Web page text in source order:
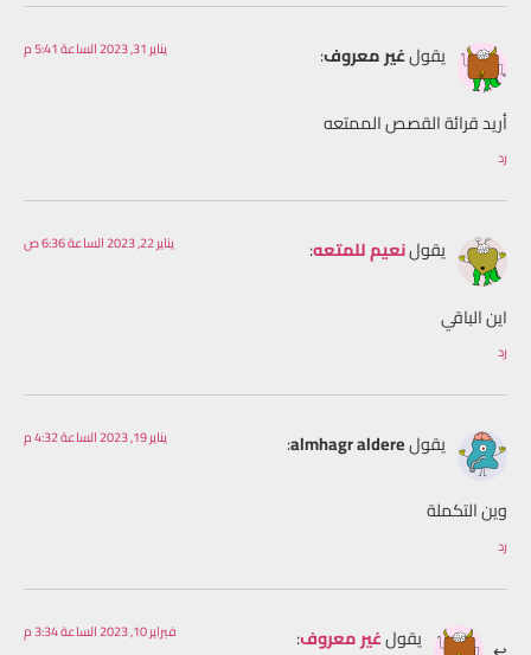
يقولغير معروف: يناير 31, 2023 الساعة 5:41 م
أريد قرائة القصص الممتعه
رد
يقولنعيم للمتعه: يناير 22, 2023 الساعة 6:36 ص
اين الباقي
رد
يقولalmhagr aldere
: يناير 19, 2023 الساعة 4:32 م
وين التكملة
رد
يقولغير معروف: فبراير 10, 2023 الساعة 3:34 م